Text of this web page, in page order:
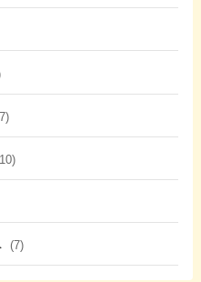
(7)